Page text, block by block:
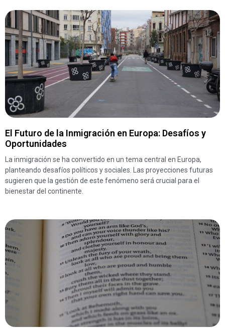
El Futuro de la Inmigración en Europa: Desafíos y
Oportunidades
La inmigración se ha convertido en un tema central en Europa,
planteando desafíos políticos y sociales. Las proyecciones futuras
sugieren que la gestión de este fenómeno será crucial para el
bienestar del continente.